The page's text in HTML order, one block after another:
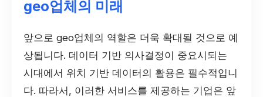
geo업체의 미래
앞으로 geo업체의 역할은 더욱 확대될 것으로 예
상됩니다. 데이터 기반 의사결정이 중요시되는
시대에서 위치 기반 데이터의 활용은 필수적입니
다. 따라서, 이러한 서비스를 제공하는 기업은 앞